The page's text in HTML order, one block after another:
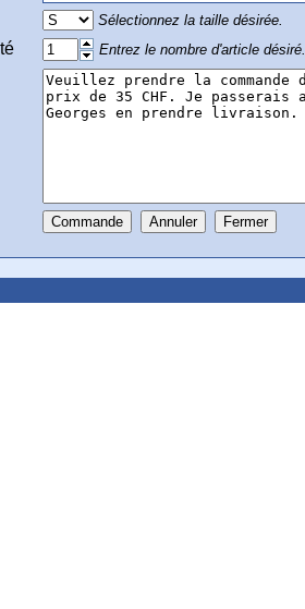
Sélectionnez la taille désirée.
Entrez le nombre d'article désiré.